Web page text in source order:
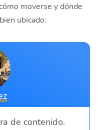
moverse y dónde
ubicado.
de contenido.